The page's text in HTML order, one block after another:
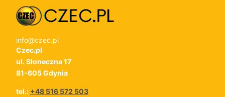
info@czec.pl
Czec.pl
ul. Słoneczna 17
81-605 Gdynia
tel.: +48 516 572 503